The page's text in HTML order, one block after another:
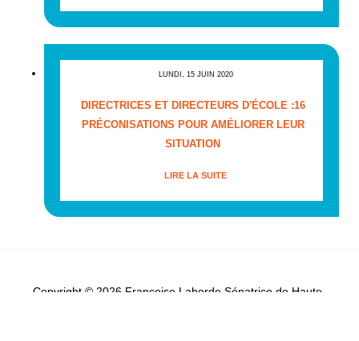
LUNDI, 15 JUIN 2020
DIRECTRICES ET DIRECTEURS D'ÉCOLE :16
PRÉCONISATIONS POUR AMÉLIORER LEUR
SITUATION
LIRE LA SUITE
Copyright © 2026 Françoise Laborde Sénatrice de Haute-